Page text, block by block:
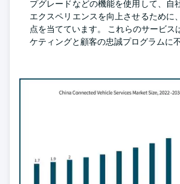
プグレードなどの機能を使用して、自
エクスペリエンスを向上させるために
点を当てています。 これらのサービス
ケティングと顧客の忠誠プログラムに